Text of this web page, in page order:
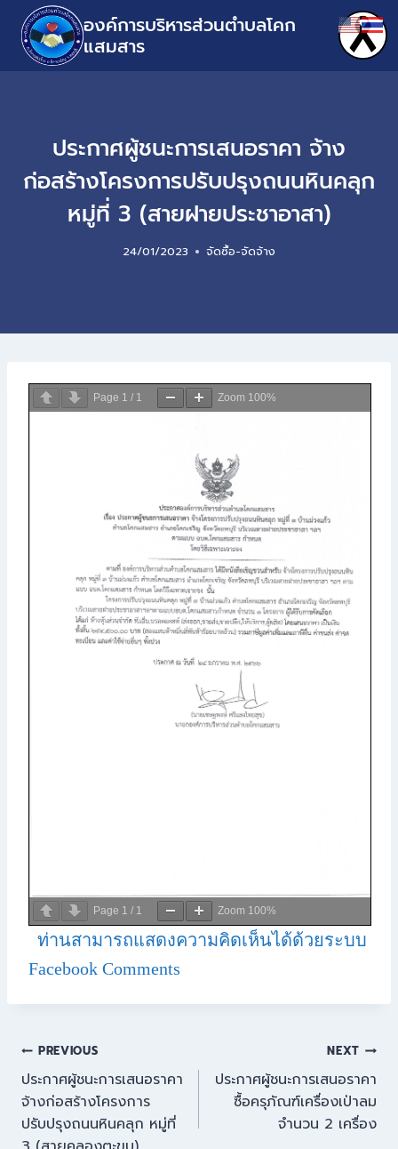
องค์การบริหารส่วนตำบลโคก
แสมสาร
ประกาศผู้ชนะการเสนอราคา จ้าง
ก่อสร้างโครงการปรับปรุงถนนหินคลุก
หมู่ที่ 3 (สายฝายประชาอาสา)
24/01/2023 จัดซื้อ-จัดจ้าง
Page 1 / 1 Zoom 100%
Page 1 / 1 Zoom 100%
ท่านสามารถแสดงความคิดเห็นได้ด้วยระบบ
Facebook Comments
PREVIOUS
ประกาศผู้ชนะการเสนอราคา
จ้างก่อสร้างโครงการ
ปรับปรุงถนนหินคลุก หมู่ที่
NEXT
ประกาศผู้ชนะการเสนอราคา
ซื้อครุภัณฑ์เครื่องเป่าลม
จำนวน 2 เครื่อง